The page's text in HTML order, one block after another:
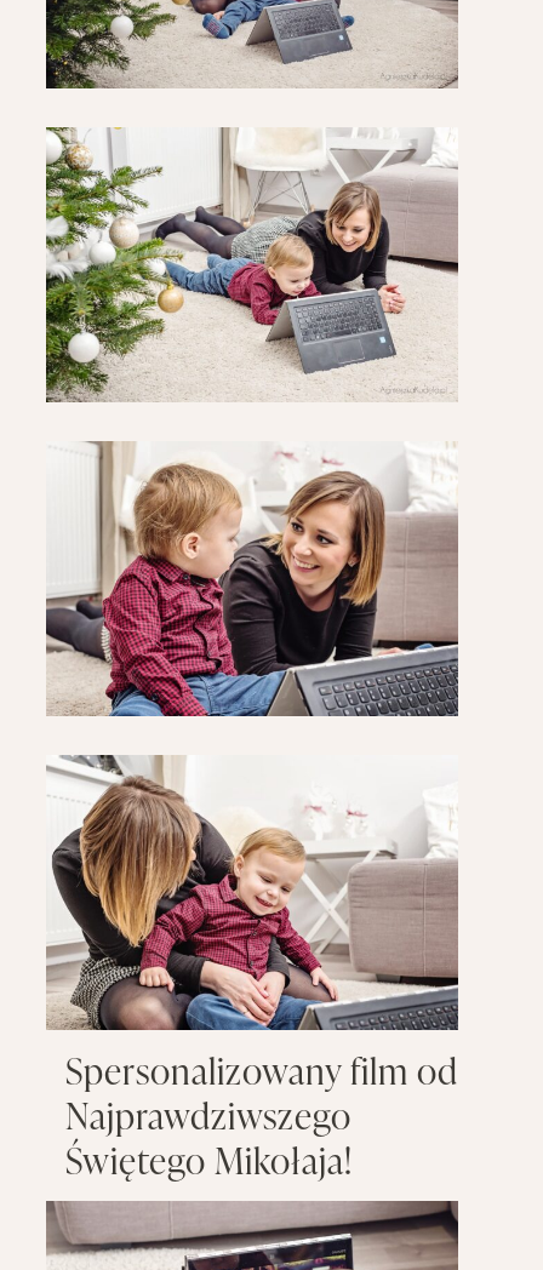
Spersonalizowany film od
Najprawdziwszego
Świętego Mikołaja!